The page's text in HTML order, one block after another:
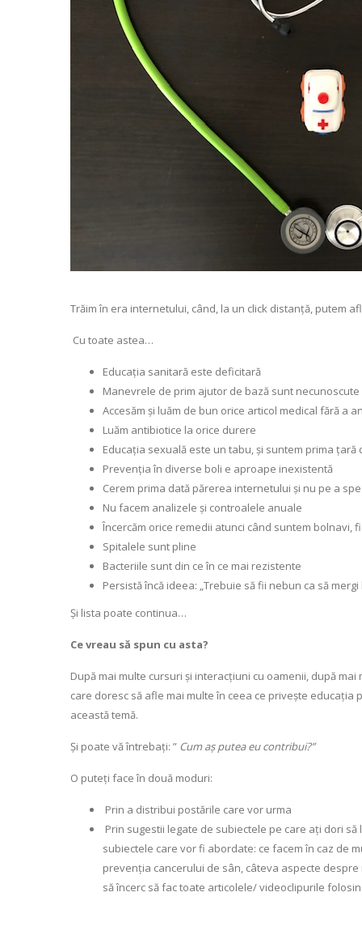
Trăim în era internetului, când, la un click distanță, putem
Cu toate astea…
Educația sanitară este deficitară
Manevrele de prim ajutor de bază sunt necunoscute
Accesăm și luăm de bun orice articol medical fără a
Luăm antibiotice la orice durere
Educația sexuală este un tabu, și suntem prima țară
Prevenția în diverse boli e aproape inexistentă
Cerem prima dată părerea internetului și nu pe a
Nu facem analizele și controalele anuale
Încercăm orice remedii atunci când suntem bolnavi,
Spitalele sunt pline
Bacteriile sunt din ce în ce mai rezistente
Persistă încă ideea: „Trebuie să fii nebun ca să mergi
Și lista poate continua…
Ce vreau să spun cu asta?
După mai multe cursuri și interacțiuni cu oamenii, după
care doresc să afle mai multe în ceea ce privește
această temă.
Și poate vă întrebați: ” Cum aș putea eu contribui?”
O puteți face în două moduri:
Prin a distribui postările care vor urma
Prin sugestii legate de subiectele pe care ați dori
subiectele care vor fi abordate: ce facem în caz de
prevenția cancerului de sân, câteva aspecte
să încerc să fac toate articolele/ videoclipurile